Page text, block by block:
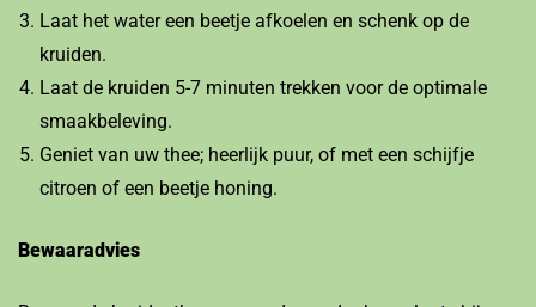
Laat het water een beetje afkoelen en schenk op de
kruiden.
Laat de kruiden 5-7 minuten trekken voor de optimale
smaakbeleving.
Geniet van uw thee; heerlijk puur, of met een schijfje
citroen of een beetje honing.
Bewaaradvies